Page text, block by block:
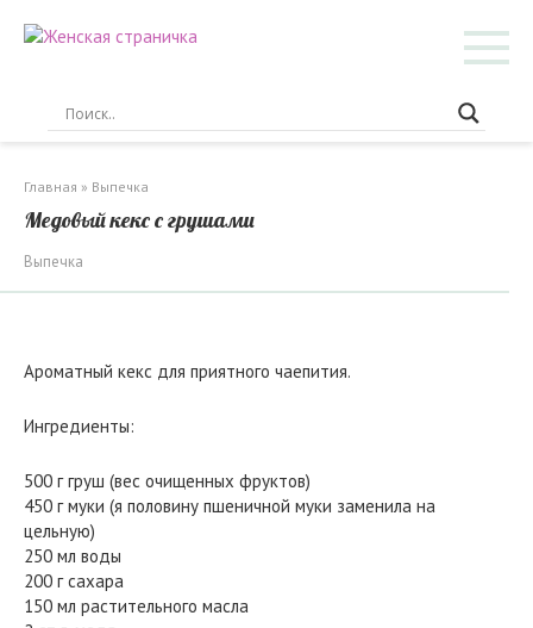
Главная » Выпечка
Медовый кекс с грушами
Выпечка
Ароматный кекс для приятного чаепития.
Ингредиенты:
500 г груш (вес очищенных фруктов)
450 г муки (я половину пшеничной муки заменила на
цельную)
250 мл воды
200 г сахара
150 мл растительного масла